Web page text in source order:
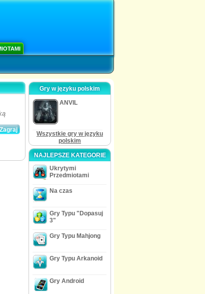
Zagraj
Gry w języku polskim
ANVIL
Wszystkie gry w języku
polskim
NAJLEPSZE KATEGORIE
Ukrytymi
Przedmiotami
Na czas
Gry Typu "Dopasuj
3"
Gry Typu Mahjong
Gry Typu Arkanoid
Gry Android